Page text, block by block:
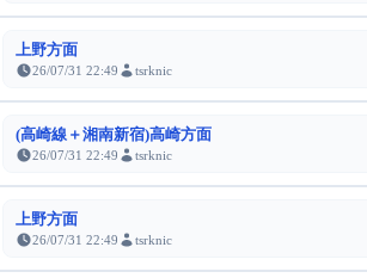
上野方面
26/07/31 22:49 tsrknic
(高崎線＋湘南新宿)高崎方面
26/07/31 22:49 tsrknic
上野方面
26/07/31 22:49 tsrknic